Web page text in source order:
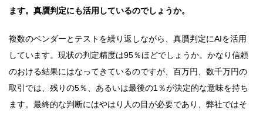
ます。真贋判定にも活用しているのでしょうか。
複数のベンダーとテストを繰り返しながら、真贋判定にAIを活用
しています。現状の判定精度は95％ほどでしょうか。かなり信頼
のおける結果にはなってきているのですが、百万円、数千万円の
取引では、残りの5％、あるいは最後の1％が決定的な意味を持ち
ます。最終的な判断にはやはり人の目が必要であり、弊社ではそ